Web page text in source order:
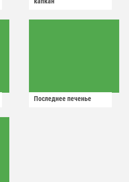
Последнее печенье